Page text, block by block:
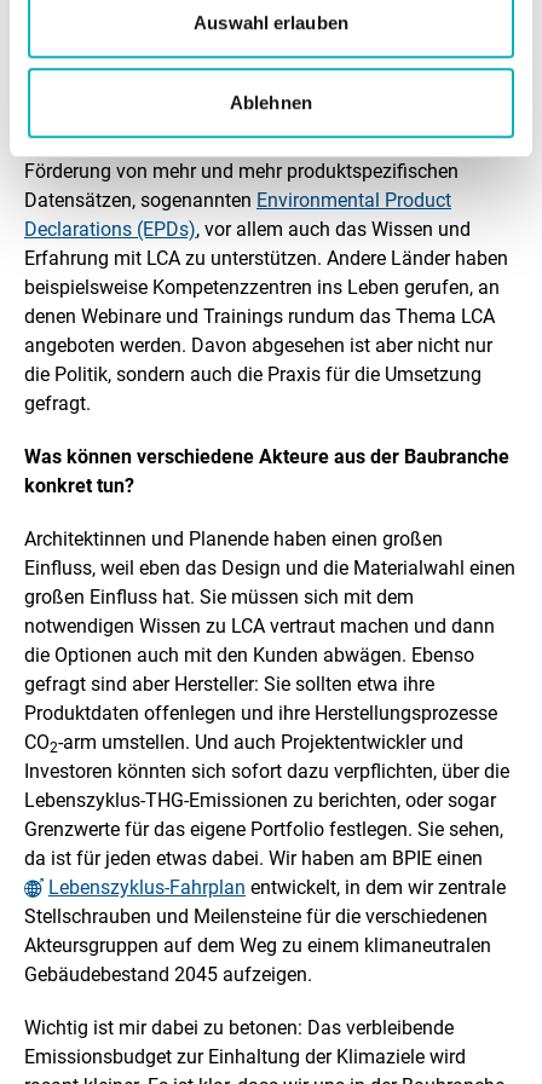
Auswahl erlauben
Ablehnen
Thema kommt und wir verlieren Zeit, wenn wir uns jetzt
nicht in Bewegung setzen. Deswegen müssen wir
Maßnahmen zu initiieren – auch um mit der Industrie
nicht ins Hintertreffen zu kommen: Wichtig ist neben der
Förderung von mehr und mehr produktspezifischen
Datensätzen, sogenannten Environmental Product
Declarations (EPDs), vor allem auch das Wissen und
Erfahrung mit LCA zu unterstützen. Andere Länder haben
beispielsweise Kompetenzzentren ins Leben gerufen, an
denen Webinare und Trainings rundum das Thema LCA
angeboten werden. Davon abgesehen ist aber nicht nur
die Politik, sondern auch die Praxis für die Umsetzung
gefragt.
Was können verschiedene Akteure aus der Baubranche
konkret tun?
Architektinnen und Planende haben einen großen
Einfluss, weil eben das Design und die Materialwahl einen
großen Einfluss hat. Sie müssen sich mit dem
notwendigen Wissen zu LCA vertraut machen und dann
die Optionen auch mit den Kunden abwägen. Ebenso
gefragt sind aber Hersteller: Sie sollten etwa ihre
Produktdaten offenlegen und ihre Herstellungsprozesse
CO2-arm umstellen. Und auch Projektentwickler und
Investoren könnten sich sofort dazu verpflichten, über die
Lebenszyklus-THG-Emissionen zu berichten, oder sogar
Grenzwerte für das eigene Portfolio festlegen. Sie sehen,
da ist für jeden etwas dabei. Wir haben am BPIE einen
Lebenszyklus-Fahrplan entwickelt, in dem wir zentrale
Stellschrauben und Meilensteine für die verschiedenen
Akteursgruppen auf dem Weg zu einem klimaneutralen
Gebäudebestand 2045 aufzeigen.
Wichtig ist mir dabei zu betonen: Das verbleibende
Emissionsbudget zur Einhaltung der Klimaziele wird